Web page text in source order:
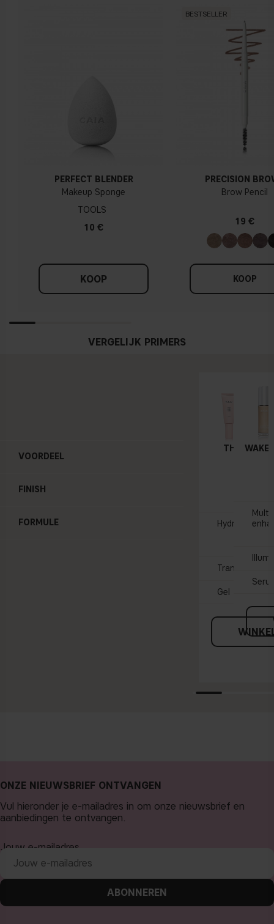
PERFECT BLENDER
Makeup Sponge
TOOLS
10 €
KOOP
BESTSELLER
PRECISION
Brow Pencil
19 €
KOOP
VERGELIJK PRIMERS
VOORDEEL
FINISH
FORMULE
THE
Hydraterende
Transparant
Gel
WAKE
ONZE NIEUWSBRIEF ONTVANGEN
Vul hieronder je e-mailadres in om onze nieuwsbrief en
aanbiedingen te ontvangen.
Jouw e-mailadres
ABONNEREN